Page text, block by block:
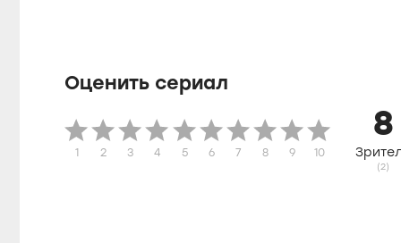
Оценить сериал
1 2 3 4 5 6 7 8 9 10
8
(2)